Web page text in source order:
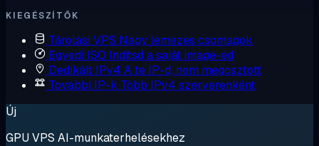
KIEGÉSZÍTŐK
Tárolási VPS Nagy lemezes csomagok
Egyedi ISO Indítsd a saját image-ed
Dedikált IPv4 A te IP-d, nem megosztott
További IP-k Több IPv4 szerverenként
Új
GPU VPS AI-munkaterhelésekhez